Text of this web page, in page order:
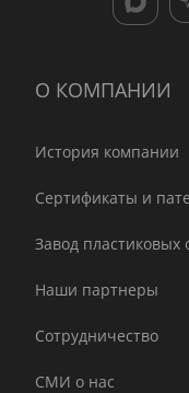
О КОМПАНИИ
История компании
Сертификаты и
Завод пластиковых
Наши партнеры
Сотрудничество
СМИ о нас